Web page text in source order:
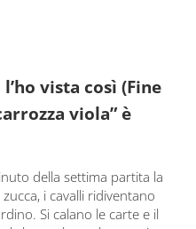
vista così (Oggi contava solo
vista così (Fine
viola” è
della settima partita la
i cavalli ridiventano
Si calano le carte e il